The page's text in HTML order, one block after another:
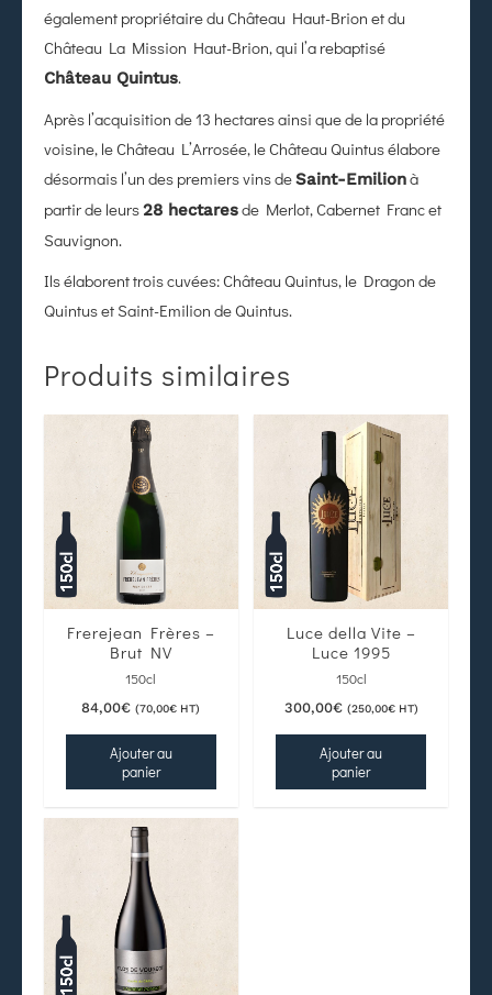
également propriétaire du Château Haut-Brion et du
Château La Mission Haut-Brion, qui l’a rebaptisé
Château Quintus.
Après l’acquisition de 13 hectares ainsi que de la propriété
voisine, le Château L’Arrosée, le Château Quintus élabore
désormais l’un des premiers vins deSaint-Emilionà
partir de leurs28 hectaresde Merlot, Cabernet Franc et
Sauvignon.
Ils élaborent trois cuvées: Château Quintus, le Dragon de
Quintus et Saint-Emilion de Quintus.
Produits similaires
Frerejean Frères –
Brut NV
150cl
84,00€ (70,00€ HT)
Ajouter au
panier
Luce della Vite –
Luce 1995
150cl
300,00€ (250,00€HT)
Ajouter au
panier